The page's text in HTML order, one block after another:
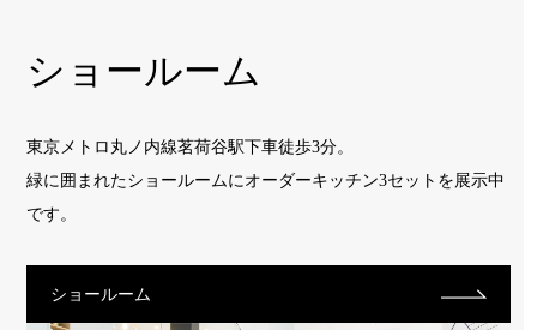
ショールーム
東京メトロ丸ノ内線茗荷谷駅下車徒歩3分。
緑に囲まれたショールームにオーダーキッチン3セットを展示中
です。
ショールーム